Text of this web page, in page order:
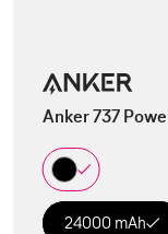
Anker 737
24000 mAh